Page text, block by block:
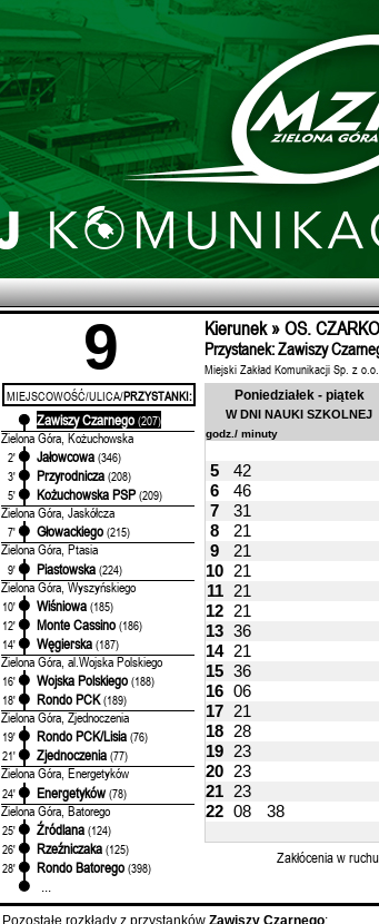
9 Kierunek » OS.
Przystanek: Zawiszy
Miejski Zakład Komunikacji Sp. z
MIEJSCOWOŚĆ/ULICA/PRZYSTANKI:
Zawiszy Czarnego (207)
Zielona Góra, Kożuchowska
2' Jałowcowa (346)
3'
Przyrodnicza (208)
5'
Kożuchowska PSP (209)
Zielona Góra, Jaskółcza
7' Głowackiego (215)
Zielona Góra, Ptasia
9' Piastowska (224)
Zielona Góra, Wyszyńskiego
10' Wiśniowa (185)
12'
Monte Cassino (186)
14'
Węgierska (187)
Zielona Góra, al.Wojska Polskiego
16' Wojska Polskiego (188)
18'
Rondo PCK (189)
Zielona Góra, Zjednoczenia
19' Rondo PCK/Lisia (76)
21'
Zjednoczenia (77)
Zielona Góra, Energetyków
24' Energetyków (78)
Zielona Góra, Batorego
25' Źródlana (124)
26'
Rzeźniczaka (125)
28'
Rondo Batorego (398)
Poniedziałek - piątek
W DNI NAUKI SZKOLNEJ
godz./ minuty
5 42
6
46
7
31
8
21
9
21
10 21
11
21
12 21
13 36
14 21
15 36
16 06
17 21
18 28
19 23
20 23
21 23
22 08 38
Zakłócenia w
Pozostałe rozkłady z przystanków Zawiszy Czarnego: